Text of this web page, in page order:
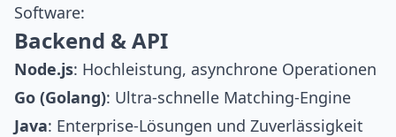
Software:
Backend & API
Node.js: Hochleistung, asynchrone Operationen
Go (Golang): Ultra-schnelle Matching-Engine
Java: Enterprise-Lösungen und Zuverlässigkeit